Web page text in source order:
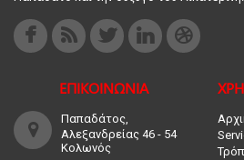
ΕΠΙΚΟΙΝΩΝΙΑ
Παπαδάτος,
Αλεξανδρείας 46 - 54
Κολωνός